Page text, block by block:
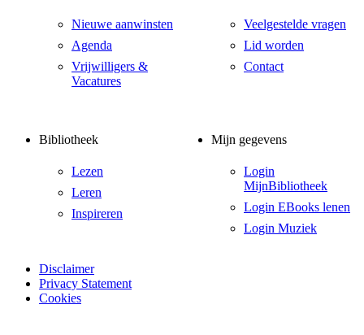
Nieuwe aanwinsten
Agenda
Vrijwilligers &
Vacatures
Veelgestelde vragen
Lid worden
Contact
Bibliotheek
Lezen
Leren
Inspireren
Mijn gegevens
Login
MijnBibliotheek
Login EBooks lenen
Login Muziek
Disclaimer
Privacy Statement
Cookies